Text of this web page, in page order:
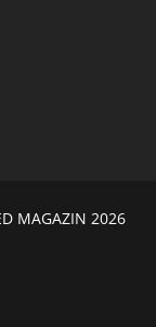
MAGAZIN 2026